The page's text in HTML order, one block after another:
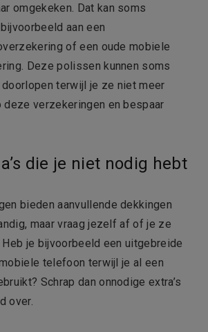
omgekeken. Dat kan soms
aan een
of een oude mobiele
Deze polissen kunnen soms
terwijl je ze niet meer
deze verzekeringen en bespaar
die je niet nodig hebt
bieden aanvullende dekkingen
maar vraag jezelf af of je ze
je bijvoorbeeld een uitgebreide
telefoon terwijl je al een
Schrap dan onnodige extra’s
over.